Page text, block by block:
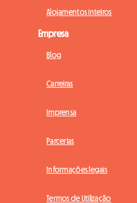
Alojamentos inteiros
Empresa
Blog
Carreiras
Imprensa
Parcerias
Informações legais
Termos de Utilização